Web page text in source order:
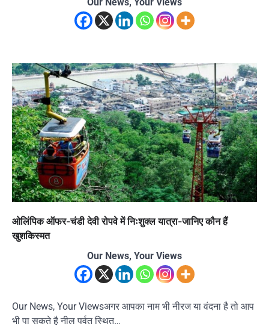
ओलिंपिक ऑफर-चंडी देवी रोपवे में निःशुक्ल यात्रा-जानिए कौन हैं
खुशकिस्मत
Our News, Your Views
Our News, Your Viewsअगर आपका नाम भी नीरज या वंदना है तो आप
भी पा सकते है नील पर्वत स्थित…